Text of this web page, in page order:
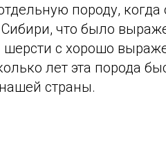
породу, когда
что было
с хорошо
лет эта порода
страны.